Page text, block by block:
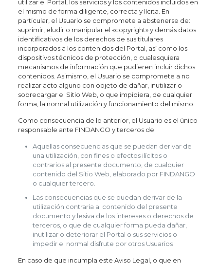
utilizar el Portal, los servicios y los contenidos incluidos en
el mismo de forma diligente, correcta y lícita. En
particular, el Usuario se compromete a abstenerse de:
suprimir, eludir o manipular el «copyright» y demás datos
identificativos de los derechos de sus titulares
incorporados a los contenidos del Portal, así como los
dispositivos técnicos de protección, o cualesquiera
mecanismos de información que pudieren incluir dichos
contenidos. Asimismo, el Usuario se compromete a no
realizar acto alguno con objeto de dañar, inutilizar o
sobrecargar el Sitio Web, o que impidiera, de cualquier
forma, la normal utilización y funcionamiento del mismo.
Como consecuencia de lo anterior, el Usuario es el único
responsable ante FINDANGO y terceros de:
Aquellas consecuencias que se puedan derivar de
una utilización, con fines o efectos ilícitos o
contrarios al presente documento, de cualquier
contenido del Sitio Web, elaborado por FINDANGO
o cualquier tercero.
Las consecuencias que se puedan derivar de la
utilización contraria al contenido del presente
documento y lesiva de los intereses o derechos de
terceros, o que de cualquier forma pueda dañar,
inutilizar o deteriorar el Portal o sus servicios o
impedir el normal disfrute por otros Usuarios
En caso de que incumpla este Aviso Legal, o que en